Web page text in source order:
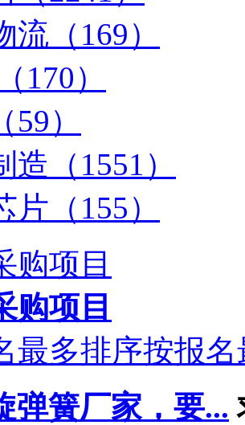
流（169）
170）
）
造（1551）
片（155）
购项目
购项目
最多排序按报
弹簧厂家，要...